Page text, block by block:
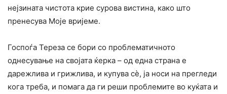
нејзината чистота крие сурова вистина, како што
пренесува Моје вријеме.
Госпоѓа Тереза ​​се бори со проблематичното
однесување на својата ќерка – од една страна е
дарежлива и грижлива, и купува сè, ја носи на прегледи
кога треба, и помага да ги реши проблемите во куќата и